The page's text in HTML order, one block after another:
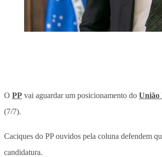
O PP vai aguardar um posicionamento do União
(7/7).
Caciques do PP ouvidos pela coluna defendem
candidatura.